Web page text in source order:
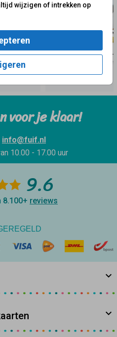
wijzigen of intrekken op
voor je klaar!
info@fuif.nl
10.00 - 17.00 uur
9.6
8.100+ reviews